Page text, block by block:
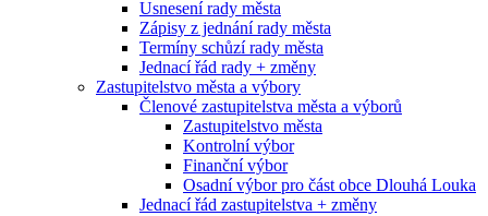
Usnesení rady města
Zápisy z jednání rady města
Termíny schůzí rady města
Jednací řád rady + změny
Zastupitelstvo města a výbory
Členové zastupitelstva města a výborů
Zastupitelstvo města
Kontrolní výbor
Finanční výbor
Osadní výbor pro část obce Dlouhá Louka
Jednací řád zastupitelstva + změny